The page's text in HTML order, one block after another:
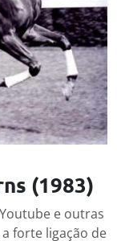
(1983)
e outras
forte ligação de